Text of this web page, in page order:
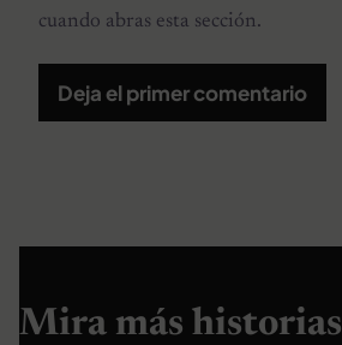
cuando abras esta sección.
Deja el primer comentario
Mira más historias